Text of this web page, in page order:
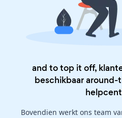
and to top it off,
beschikbaar around-
Bovendien werkt ons team